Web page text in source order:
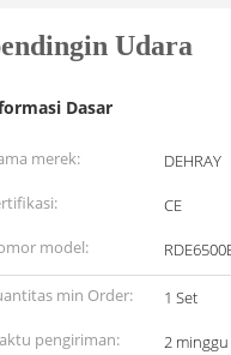
Udara
Dasar
merek:
DEHRAY
CE
model:
min Order:
1 Set
pengiriman:
2 minggu